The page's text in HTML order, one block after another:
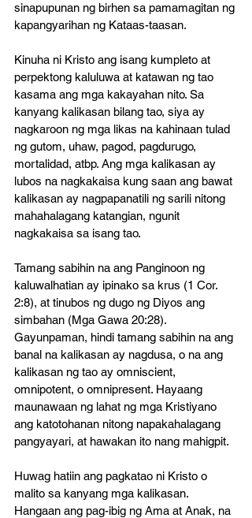
sinapupunan ng birhen sa pamamagitan ng
kapangyarihan ng Kataas-taasan.
Kinuha ni Kristo ang isang kumpleto at
perpektong kaluluwa at katawan ng tao
kasama ang mga kakayahan nito. Sa
kanyang kalikasan bilang tao, siya ay
nagkaroon ng mga likas na kahinaan tulad
ng gutom, uhaw, pagod, pagdurugo,
mortalidad, atbp. Ang mga kalikasan ay
lubos na nagkakaisa kung saan ang bawat
kalikasan ay nagpapanatili ng sarili nitong
mahahalagang katangian, ngunit
nagkakaisa sa isang tao.
Tamang sabihin na ang Panginoon ng
kaluwalhatian ay ipinako sa krus (1 Cor.
2:8), at tinubos ng dugo ng Diyos ang
simbahan (Mga Gawa 20:28).
Gayunpaman, hindi tamang sabihin na ang
banal na kalikasan ay nagdusa, o na ang
kalikasan ng tao ay omniscient,
omnipotent, o omnipresent. Hayaang
maunawaan ng lahat ng mga Kristiyano
ang katotohanan nitong napakahalagang
pangyayari, at hawakan ito nang mahigpit.
Huwag hatiin ang pagkatao ni Kristo o
malito sa kanyang mga kalikasan.
Hangaan ang pag-ibig ng Ama at Anak, na